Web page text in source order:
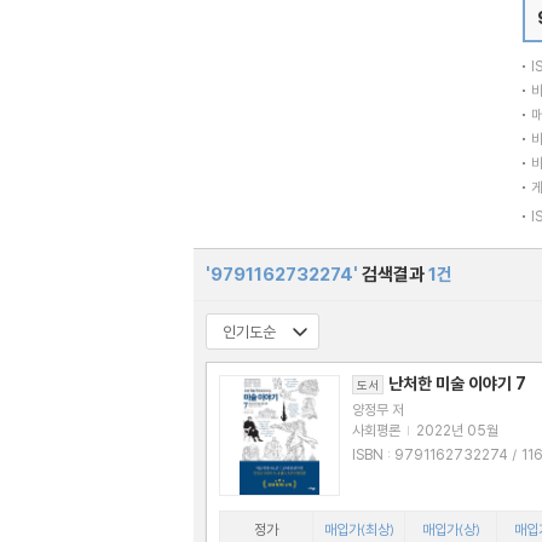
'9791162732274' 검색결과1건
도서 난처한 미술 이야기 7
양정무 저
사회평론 | 2022년 05월
ISBN : 9791162732274 / 11627322
정가 매입가(최상) 매입가(상) 매